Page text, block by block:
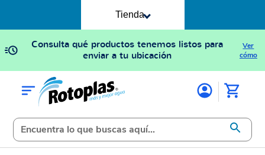
Tienda
Consulta qué productos tenemos listos para
enviar a tu ubicación
Ver
cómo